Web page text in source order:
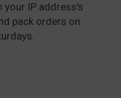
your IP address's
pack orders on